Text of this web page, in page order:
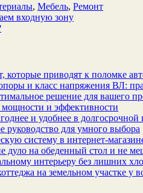
, Мебель, Ремонт
входную зону
приводят к поломке
и класс напряжения ВЛ:
решение для вашего
и эффективности
и удобнее в долгосрочной
руководство для умного выбора
систему в
дуло на обеденный стол и не
интерьеру без лишних
на земельном участке у